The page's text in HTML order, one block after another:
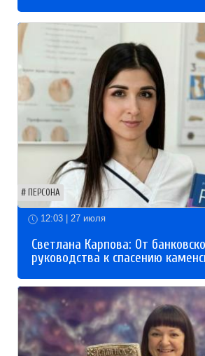
ПЕРСОНА
12:03 | 27 июля
Светлана Карпова: От
руководства к спасению